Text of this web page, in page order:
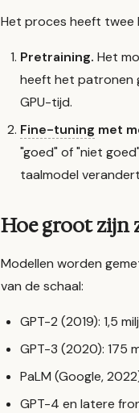
Het proces heeft twee
Pretraining. Het
heeft het patronen
GPU-tijd.
Fine-tuning met
"goed" of "niet
taalmodel
Hoe groot zijn
Modellen worden
van de schaal:
GPT-2 (2019): 1,5
GPT-3 (2020): 175
PaLM (Google,
GPT-4 en latere